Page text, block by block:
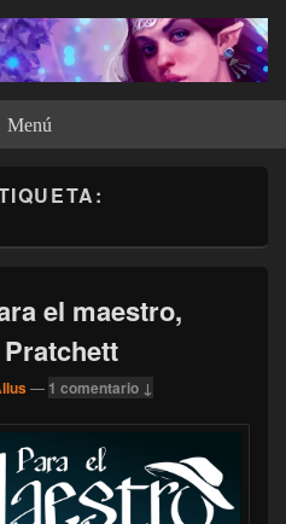
Menú
el maestro,
— 1 comentario ↓